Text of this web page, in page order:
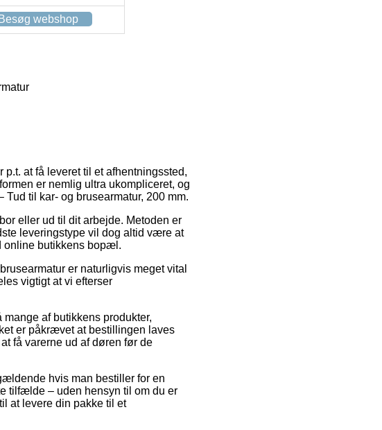
Besøg webshop
at få leveret til et afhentningssted,
er nemlig ultra ukompliceret, og
til kar- og brusearmatur, 200 mm.
eller ud til dit arbejde. Metoden er
leveringstype vil dog altid være at
online butikkens bopæl.
er naturligvis meget vital
vigtigt at vi efterser
af butikkens produkter,
er påkrævet at bestillingen laves
få varerne ud af døren før de
hvis man bestiller for en
tilfælde – uden hensyn til om du er
at levere din pakke til et